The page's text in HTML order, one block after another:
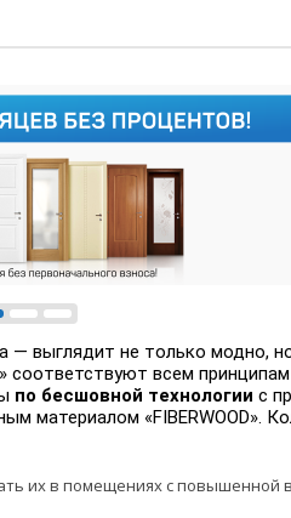
— выглядит не только модно,
всем
по бесшовной технологии с
материалом «FIBERWOOD».
их в помещениях с повышенной